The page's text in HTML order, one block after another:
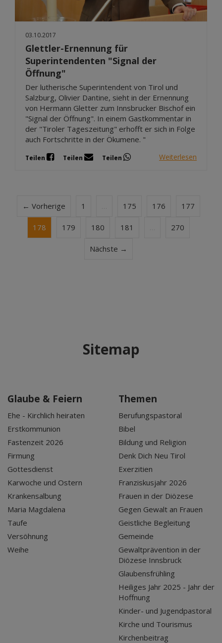
03.10.2017
Glettler-Ernennung für
Superintendenten "Signal der
Öffnung"
Der lutherische Superintendent von Tirol und
Salzburg, Olivier Dantine, sieht in der Ernennung
von Hermann Gletter zum Innsbrucker Bischof ein
"Signal der Öffnung". In einem Gastkommentar in
der "Tiroler Tageszeitung" erhofft er sich in Folge
auch Fortschritte in der Ökumene. "
Teilen Teilen Teilen Weiterlesen
← Vorherige 1 175 176 177
178 179 180 181 270
Nächste →
Sitemap
Glaube & Feiern
Ehe - Kirchlich heiraten
Erstkommunion
Fastenzeit 2026
Firmung
Gottesdienst
Karwoche und Ostern
Krankensalbung
Maria Magdalena
Taufe
Versöhnung
Weihe
Themen
Berufungspastoral
Bibel
Bildung und Religion
Denk Dich Neu Tirol
Exerzitien
Franziskusjahr 2026
Frauen in der Diözese
Gegen Gewalt an Frauen
Geistliche Begleitung
Gemeinde
Gewaltprävention in der
Diözese Innsbruck
Glaubensfrühling
Heiliges Jahr 2025 - Jahr der
Hoffnung
Kinder- und Jugendpastoral
Kirche und Tourismus
Kirchenbeitrag